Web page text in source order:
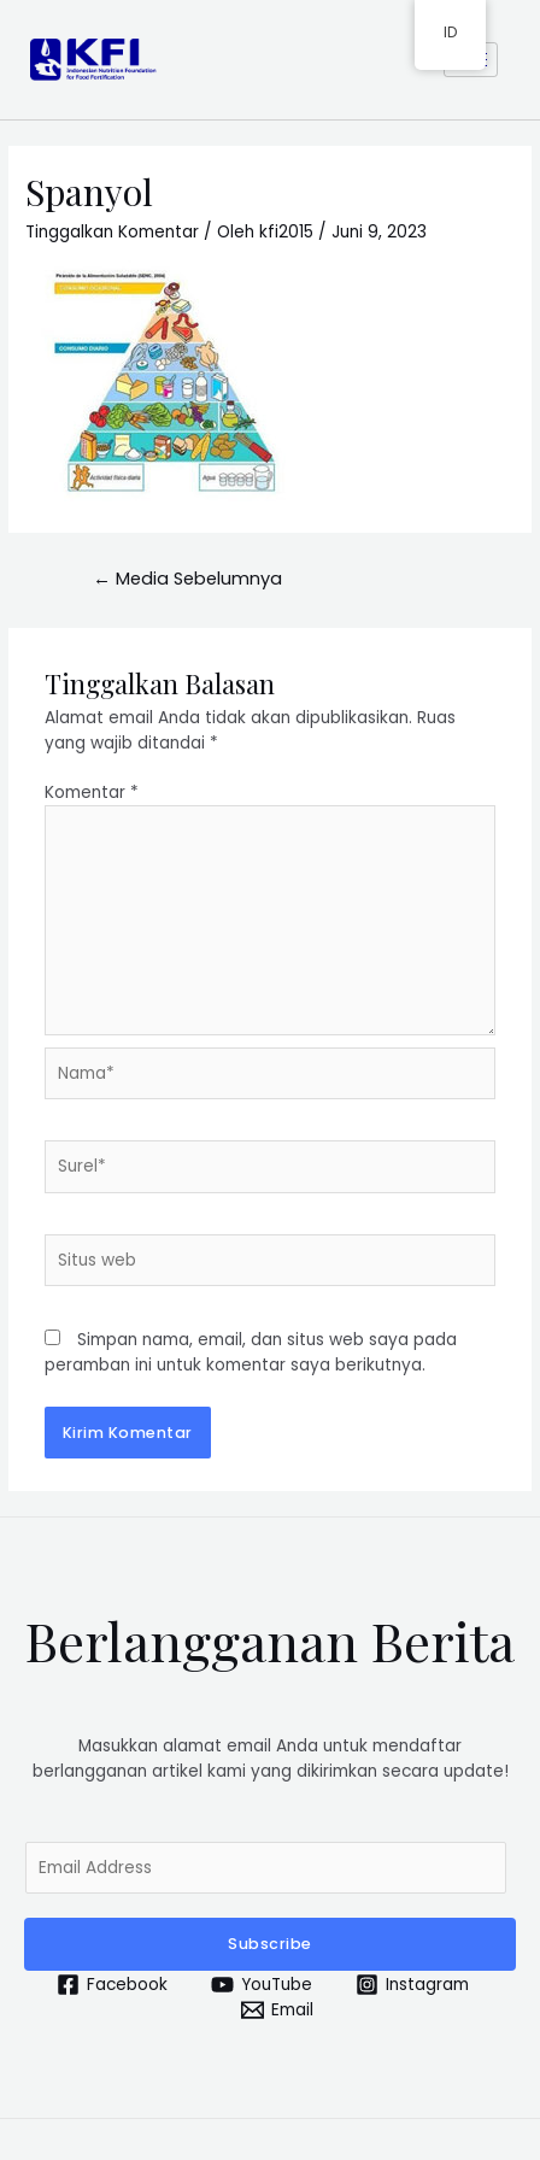
Spanyol
Tinggalkan Komentar / Olehkfi2015 /Juni 9, 2023
← Media Sebelumnya
Tinggalkan Balasan
Alamat email Anda tidak akan dipublikasikan. Ruas
yang wajib ditandai *
Komentar *
Simpan nama, email, dan situs web saya pada
peramban ini untuk komentar saya berikutnya.
Berlangganan Berita
Masukkan alamat email Anda untuk mendaftar
berlangganan artikel kami yang dikirimkan secara update!
m
i
Subscribe
Facebook YouTube
Instagram
Email
ID